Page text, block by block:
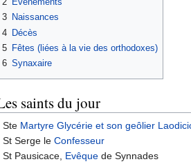
3 Naissances
4 Décès
5 Fêtes (liées à la vie des orthodoxes)
6 Synaxaire
saints du jour
Ste Martyre Glycérie et son geôlier
St Serge le Confesseur
St Pausicace, Evêque de Synnades